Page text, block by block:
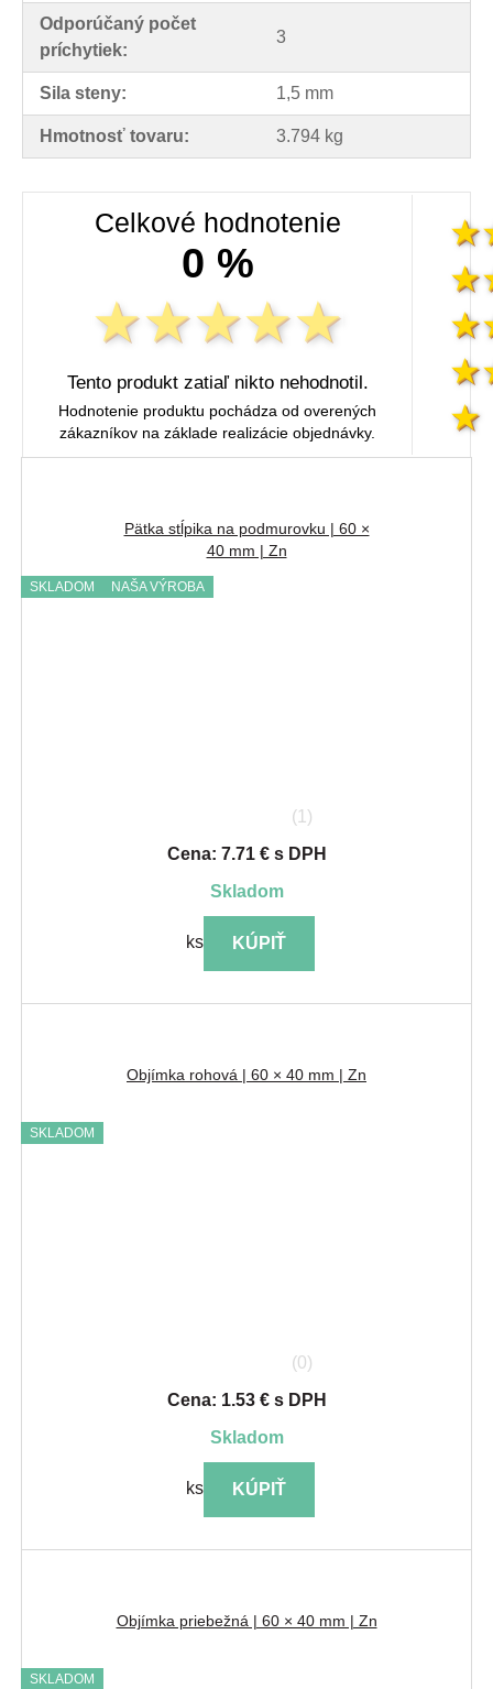
Odporúčaný počet
príchytiek:
3
Sila steny: 1,5 mm
Hmotnosť tovaru: 3.794 kg
Celkové hodnotenie
0 %
Tento produkt zatiaľ nikto nehodnotil.
Hodnotenie produktu pochádza od overených
zákazníkov na základe realizácie objednávky.
Pätka stĺpika na podmurovku | 60 ×
40 mm | Zn
SKLADOM NAŠA VÝROBA
(1)
Cena: 7.71 € s DPH
skladom
ks KÚPIŤ
Objímka rohová | 60 × 40 mm | Zn
SKLADOM
(0)
Cena: 1.53 € s DPH
skladom
ks KÚPIŤ
Objímka priebežná | 60 × 40 mm | Zn
SKLADOM